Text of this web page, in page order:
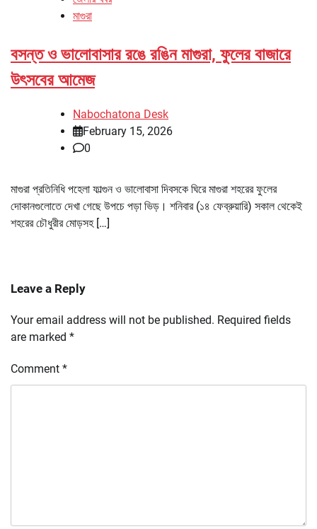
মাগুরা
বসন্ত ও ভালোবাসার রঙে রঙিন মাগুরা, ফুলের বাজারে
উৎসবের আমেজ
Nabochatona Desk
February 15, 2026
0
মাগুরা প্রতিনিধি পহেলা ফাল্গুন ও ভালোবাসা দিবসকে ঘিরে মাগুরা শহরের ফুলের
দোকানগুলোতে দেখা গেছে উপচে পড়া ভিড়। শনিবার (১৪ ফেব্রুয়ারি) সকাল থেকেই
শহরের চৌধুরীর মোড়সহ […]
Leave a Reply
Your email address will not be published. Required fields
are marked *
Comment *